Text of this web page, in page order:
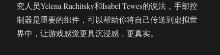
究人员Yelena Rachitsky和Isabel Tewes的说法，手部控
制器是重要的组件，可以帮助你将自己传送到虚拟世
界中，让游戏感觉更具沉浸感，更真实。